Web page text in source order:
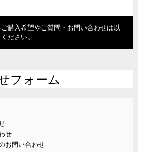
購入希望やご質問・お問い合わせは以
ださい。
フォーム
せ
お問い合わせ